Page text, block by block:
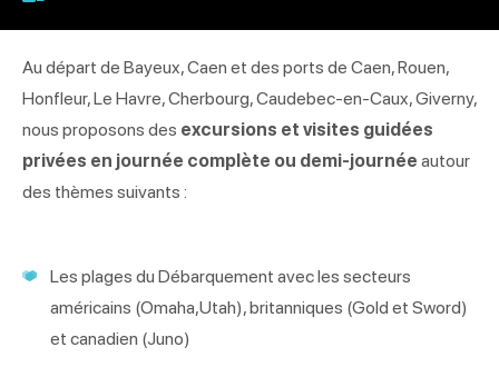
Au départ de Bayeux, Caen et des ports de Caen, Rouen,
Honfleur, Le Havre, Cherbourg, Caudebec-en-Caux, Giverny,
nous proposons des excursions et visites guidées
privées en journée complète ou demi-journée autour
des thèmes suivants :
Les plages du Débarquement avec les secteurs
américains (Omaha,Utah), britanniques (Gold et Sword)
et canadien (Juno)